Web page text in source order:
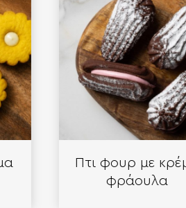
Πτι φουρ με κρέμα
φράουλα